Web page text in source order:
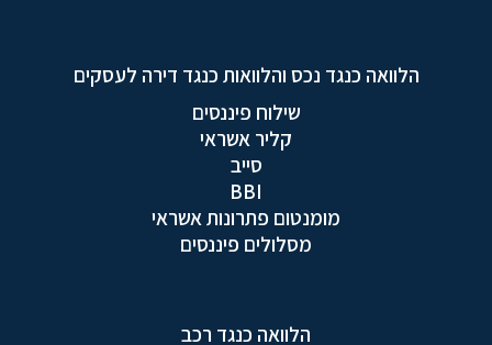
הלוואה כנגד נכס והלוואות כנגד דירה לעסקים
שילוח פיננסים
קליר אשראי
סייב
BBI
מומנטום פתרונות אשראי
מסלולים פיננסים
הלוואה כנגד רכב